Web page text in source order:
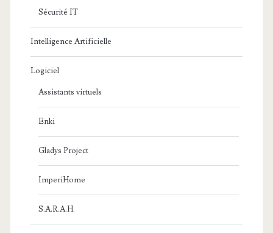
Sécurité IT
Intelligence Artificielle
Logiciel
Assistants virtuels
Enki
Gladys Project
ImperiHome
S.A.R.A.H.